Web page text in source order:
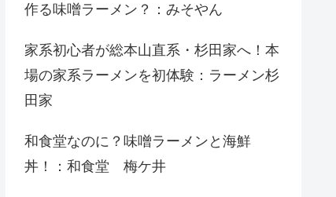
作る味噌ラーメン？：みそやん
家系初心者が総本山直系・杉田家へ！本
場の家系ラーメンを初体験：ラーメン杉
田家
和食堂なのに？味噌ラーメンと海鮮
丼！：和食堂 梅ケ井